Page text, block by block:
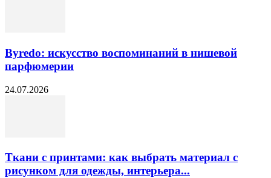
Byredo: искусство воспоминаний в нишевой
парфюмерии
24.07.2026
Ткани с принтами: как выбрать материал с
рисунком для одежды, интерьера...